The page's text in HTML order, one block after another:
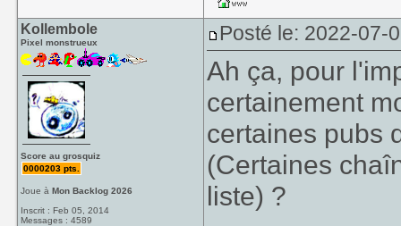
Kollembole
Pixel monstrueux
Score au grosquiz
0000203 pts.
Joue àMon Backlog 2026
Inscrit : Feb 05, 2014
Messages : 4589
Posté le: 2022-07-
Ah ça, pour
certainement
certaines pubs
(Certaines
liste) ?